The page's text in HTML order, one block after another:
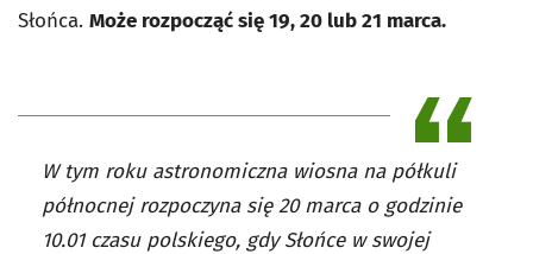
Słońca. Może rozpocząć się 19, 20 lub 21 marca.
W tym roku astronomiczna wiosna na półkuli
północnej rozpoczyna się 20 marca o godzinie
10.01 czasu polskiego, gdy Słońce w swojej